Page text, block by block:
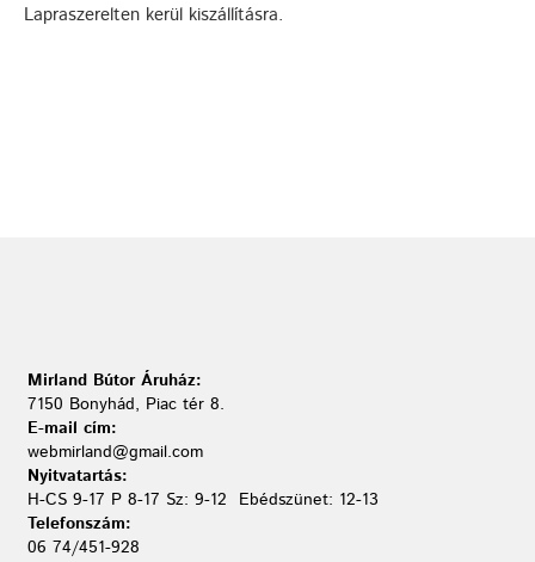
Lapraszerelten kerül kiszállításra.
Mirland Bútor Áruház:
7150 Bonyhád, Piac tér 8.
E-mail cím:
webmirland@gmail.com
Nyitvatartás:
H-CS 9-17 P 8-17 Sz: 9-12 Ebédszünet: 12-13
Telefonszám:
06 74/451-928